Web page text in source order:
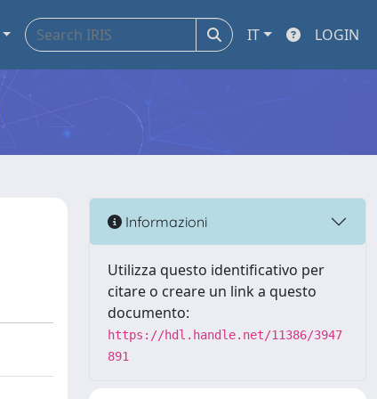
IT LOGIN
Informazioni
Utilizza questo identificativo per
citare o creare un link a questo
documento:
https://hdl.handle.net/11386/3947
891